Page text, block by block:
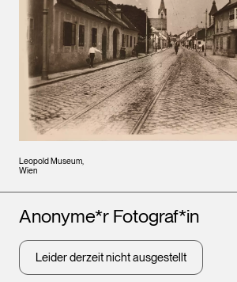
Leopold Museum,
Wien
Künstler*innen
Anonyme*r Fotograf*in
Leider derzeit nicht ausgestellt